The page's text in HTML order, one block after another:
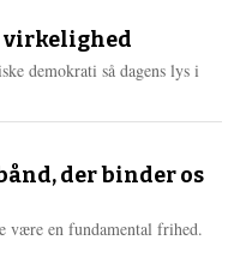
e
r
virkelighed
demokrati så dagens lys i
der binder os
være en fundamental frihed.